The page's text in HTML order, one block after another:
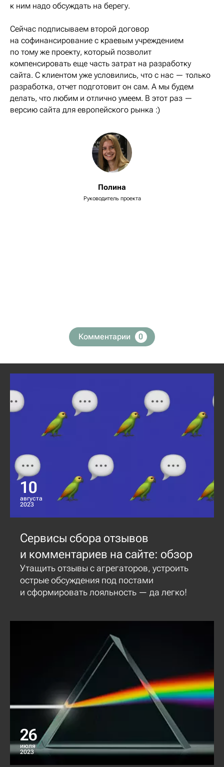
к ним надо обсуждать на берегу.
Сейчас подписываем второй договор
на софинансирование с краевым учреждением
по тому же проекту, который позволит
компенсировать еще часть затрат на разработку
сайта. С клиентом уже условились, что с нас — только
разработка, отчет подготовит он сам. А мы будем
делать, что любим и отлично умеем. В этот раз —
версию сайта для европейского рынка :)
Полина
Руководитель проекта
Комментарии 0
10
августа
2023
Сервисы сбора отзывов
и комментариев на сайте: обзор
Утащить отзывы с агрегаторов, устроить
острые обсуждения под постами
и сформировать лояльность — да легко!
26
июля
2023